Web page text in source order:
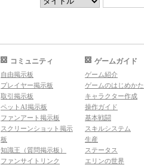
コミュニティ
自由掲示板
プレイヤー掲示板
取引掲示板
ペットAI掲示板
ファンアート掲示板
スクリーンショット掲示
板
知識王（質問掲示板）
ファンサイトリンク
ゲームガイド
ゲーム紹介
ゲームのはじめかた
キャラクター作成
操作ガイド
基本戦闘
スキルシステム
生産
ステータス
エリンの世界